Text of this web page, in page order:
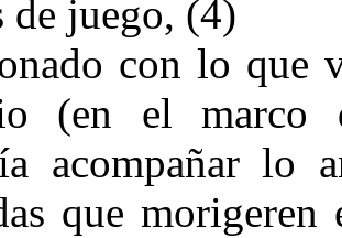
de juego, (4)
con lo que
(en el marco
acompañar lo
que